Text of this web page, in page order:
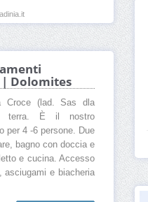
| Dolomites
Croce (lad. Sas dla
terra. È il nostro
per 4 -6 persone. Due
bagno con doccia e
e cucina. Accesso
asciugami e biacheria